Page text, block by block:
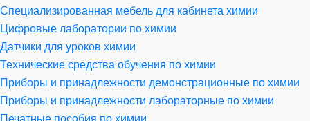
Специализированная мебель для кабинета химии
Цифровые лаборатории по химии
Датчики для уроков химии
Технические средства обучения по химии
Приборы и принадлежности демонстрационные по химии
Приборы и принадлежности лабораторные по химии